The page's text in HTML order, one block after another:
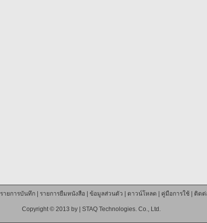
รายการบันทึก| รายการยืมหนังสือ ข้อมูลส่วนตัว ดาวน์โหลด คู่มือการใช้| ติดต่
Copyright © 2013 by | STAQ Technologies. Co., Ltd.